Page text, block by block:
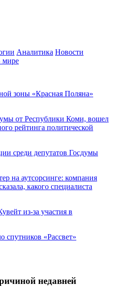
Аналитика Новости
мире
зоны «Красная Поляна»
от Республики Коми, вошел
рейтинга политической
среди депутатов Госдумы
на аутсорсинге: компания
какого специалиста
из-за участия в
спутников «Рассвет»
недавней